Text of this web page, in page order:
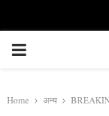
PRIMARY
Home अन्य